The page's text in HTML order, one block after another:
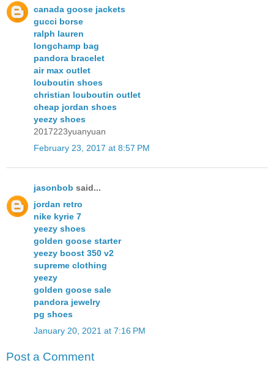
canada goose jackets
gucci borse
ralph lauren
longchamp bag
pandora bracelet
air max outlet
louboutin shoes
christian louboutin outlet
cheap jordan shoes
yeezy shoes
2017223yuanyuan
February 23, 2017 at 8:57 PM
jasonbob said...
jordan retro
nike kyrie 7
yeezy shoes
golden goose starter
yeezy boost 350 v2
supreme clothing
yeezy
golden goose sale
pandora jewelry
pg shoes
January 20, 2021 at 7:16 PM
Post a Comment